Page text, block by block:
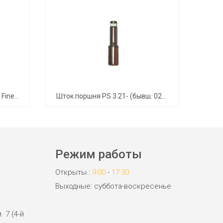
Форсунка Wagner TradeTip 3 FineFinish 510 (комплект) Шток поршня PS 3.21- (бывш. 0290277) - 704-551А
7 (4-й
Режим работы
Открыты : 9:00 - 17:30
Выходные: суббота-воскресенье